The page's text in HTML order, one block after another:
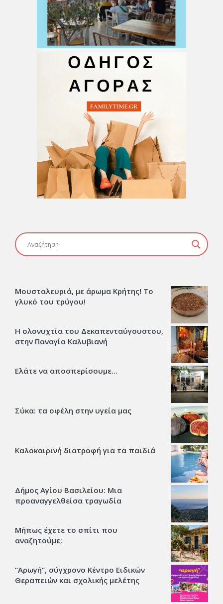
Μουσταλευριά, με άρωμα Κρήτης! Το
γλυκό του τρύγου!
Η ολονυχτία του Δεκαπενταύγουστου,
στην Παναγία Καλυβιανή
Ελάτε να αποσπερίσουμε…
Σύκα: τα οφέλη στην υγεία μας
Καλοκαιρινή διατροφή για τα παιδιά
Δήμος Αγίου Βασιλείου: Μια
προαναγγελθείσα τραγωδία
Μήπως έχετε το σπίτι που
αναζητούμε;
“Αρωγή”, σύγχρονο Κέντρο Ειδικών
Θεραπειών και σχολικής μελέτης